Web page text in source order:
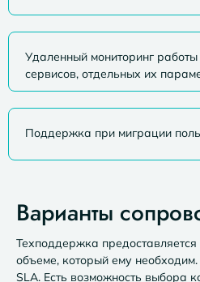
Удаленный мониторинг работы
сервисов, отдельных их
Поддержка при миграции
Варианты
Техподдержка
объеме, который ему
SLA. Есть возможность выбора